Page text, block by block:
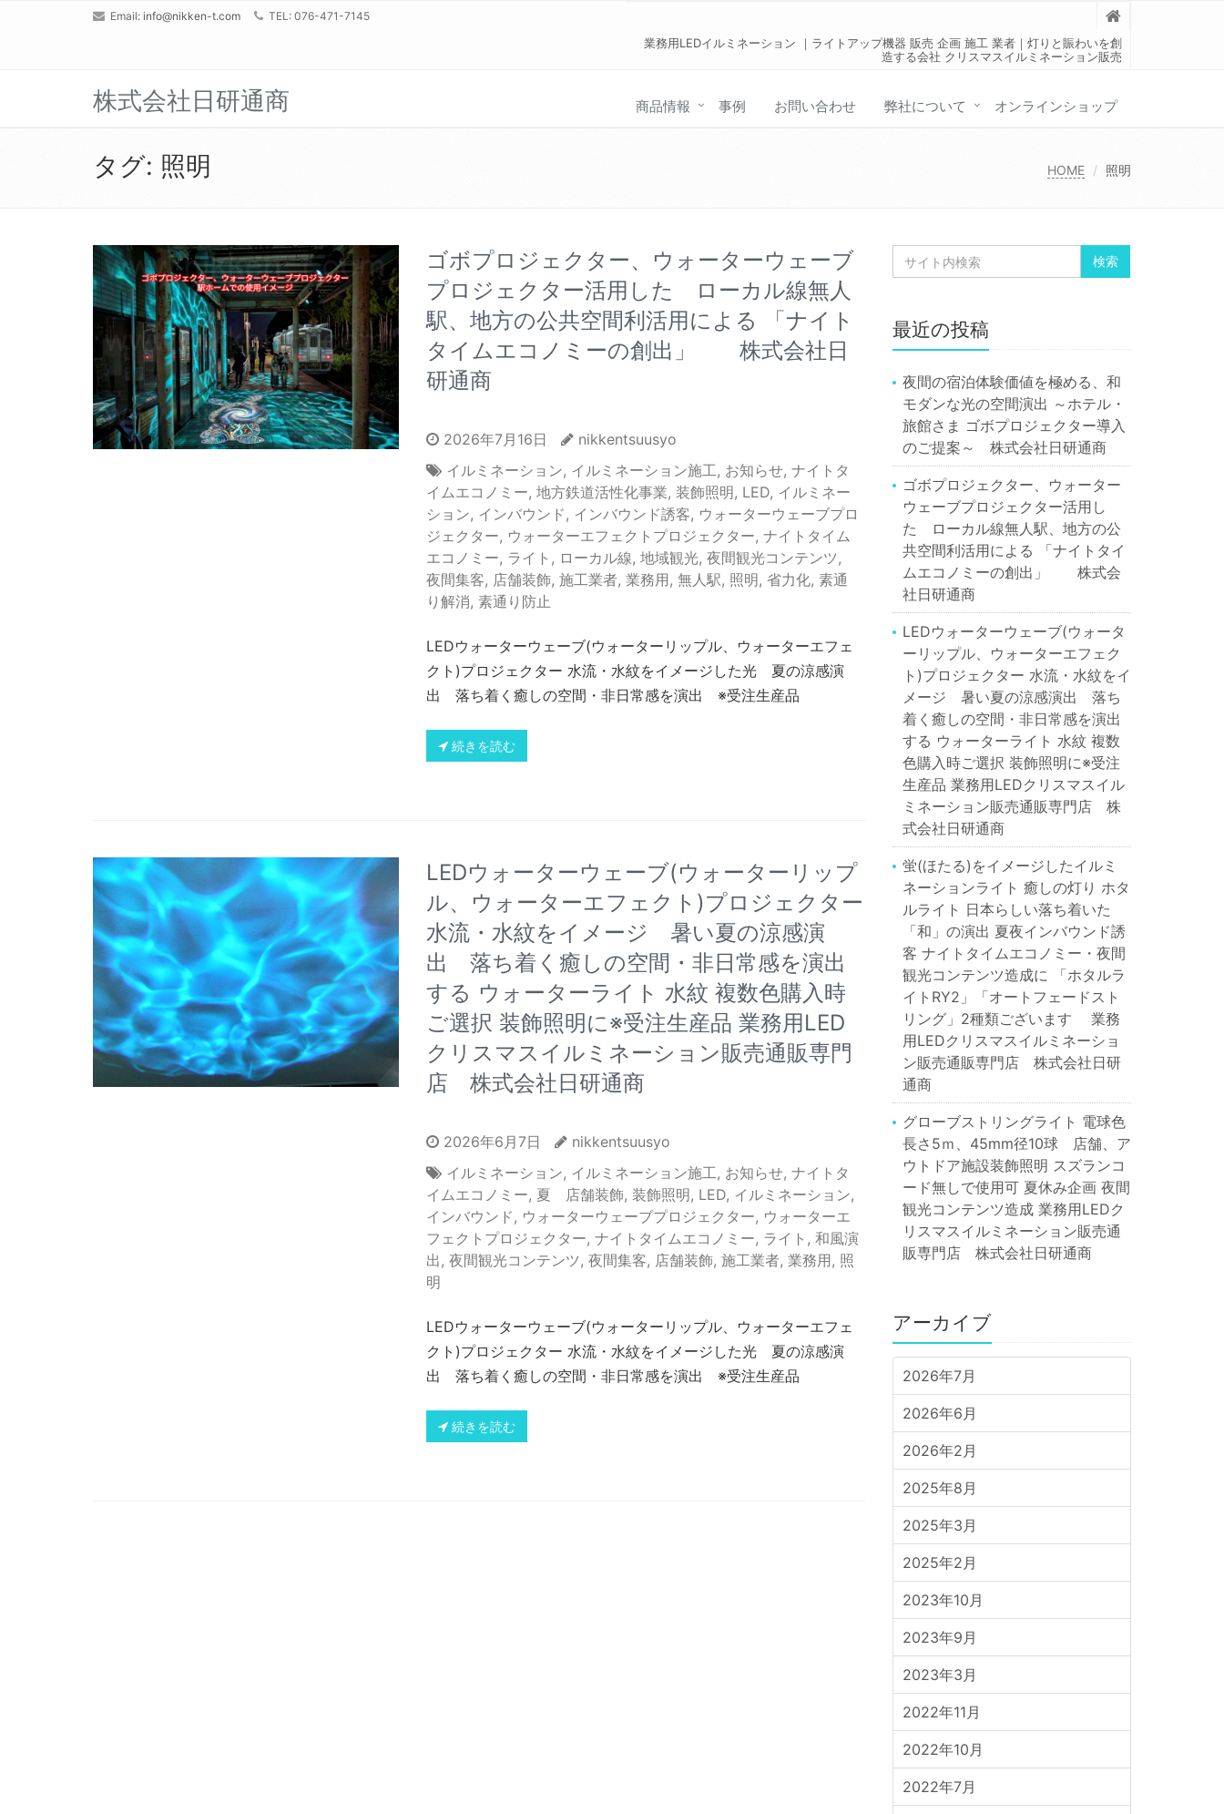
Email: info@nikken-t.com TEL: 076-471-7145
業務用LEDイルミネーション ｜ライトアップ機器 販売 企画 施工 業者｜灯りと賑わいを創
造する会社 クリスマスイルミネーション販売
株式会社日研通商 商品情報 事例 お問い合わせ 弊社について オンラインショップ
タグ: 照明 HOME 照明
ゴボプロジェクター、ウォーターウェーブ
プロジェクター活用した ローカル線無人
駅、地方の公共空間利活用による 「ナイト
タイムエコノミーの創出」 株式会社日
研通商
2026年7月16日
nikkentsuusyo
イルミネーション, イルミネーション施工, お知らせ, ナイトタ
イムエコノミー, 地方鉄道活性化事業, 装飾照明, LED, イルミネー
ション, インバウンド, インバウンド誘客, ウォーターウェーブプロ
ジェクター, ウォーターエフェクトプロジェクター, ナイトタイム
エコノミー, ライト , ローカル線, 地域観光, 夜間観光コンテンツ,
夜間集客, 店舗装飾, 施工業者, 業務用, 無人駅, 照明, 省力化, 素通
り解消, 素通り防止
LEDウォーターウェーブ(ウォーターリップル、ウォーターエフェ
クト)プロジェクター 水流・水紋をイメージした光 夏の涼感演
出 落ち着く癒しの空間・非日常感を演出 ※受注生産品
続きを読む
LEDウォーターウェーブ(ウォーターリップ
ル、ウォーターエフェクト)プロジェクター
水流・水紋をイメージ 暑い夏の涼感演
出 落ち着く癒しの空間・非日常感を演出
する ウォーターライト 水紋 複数色購入時
ご選択 装飾照明に※受注生産品 業務用LED
クリスマスイルミネーション販売通販専門
店 株式会社日研通商
2026年6月7日
nikkentsuusyo
イルミネーション, イルミネーション施工, お知らせ, ナイトタ
イムエコノミー, 夏 店舗装飾, 装飾照明, LED, イルミネーション,
インバウンド, ウォーターウェーブプロジェクター, ウォーターエ
フェクトプロジェクター, ナイトタイムエコノミー, ライト , 和風演
出, 夜間観光コンテンツ, 夜間集客, 店舗装飾, 施工業者, 業務用, 照
明
LEDウォーターウェーブ(ウォーターリップル、ウォーターエフェ
クト)プロジェクター 水流・水紋をイメージした光 夏の涼感演
出 落ち着く癒しの空間・非日常感を演出 ※受注生産品
続きを読む
最近の投稿
夜間の宿泊体験価値を極める、和
モダンな光の空間演出 ～ホテル・
旅館さま ゴボプロジェクター導入
のご提案～ 株式会社日研通商
ゴボプロジェクター、ウォーター
ウェーブプロジェクター活用し
た ローカル線無人駅、地方の公
共空間利活用による 「ナイトタイ
ムエコノミーの創出」 株式会
社日研通商
LEDウォーターウェーブ(ウォータ
ーリップル、ウォーターエフェク
ト)プロジェクター 水流・水紋をイ
メージ 暑い夏の涼感演出 落ち
着く癒しの空間・非日常感を演出
する ウォーターライト 水紋 複数
色購入時ご選択 装飾照明に※受注
生産品 業務用LEDクリスマスイル
ミネーション販売通販専門店 株
式会社日研通商
蛍(ほたる)をイメージしたイルミ
ネーションライト 癒しの灯り ホタ
ルライト 日本らしい落ち着いた
「和」の演出 夏夜インバウンド誘
客 ナイトタイムエコノミー・夜間
観光コンテンツ造成に 「ホタルラ
イトRY2」「オートフェードスト
リング」2種類ございます 業務
用LEDクリスマスイルミネーショ
ン販売通販専門店 株式会社日研
通商
グローブストリングライト 電球色
長さ5ｍ、45mm径10球 店舗、ア
ウトドア施設装飾照明 スズランコ
ード無しで使用可 夏休み企画 夜間
観光コンテンツ造成 業務用LEDク
リスマスイルミネーション販売通
販専門店 株式会社日研通商
アーカイブ
2026年7月
2026年6月
2026年2月
2025年8月
2025年3月
2025年2月
2023年10月
2023年9月
2023年3月
2022年11月
2022年10月
2022年7月